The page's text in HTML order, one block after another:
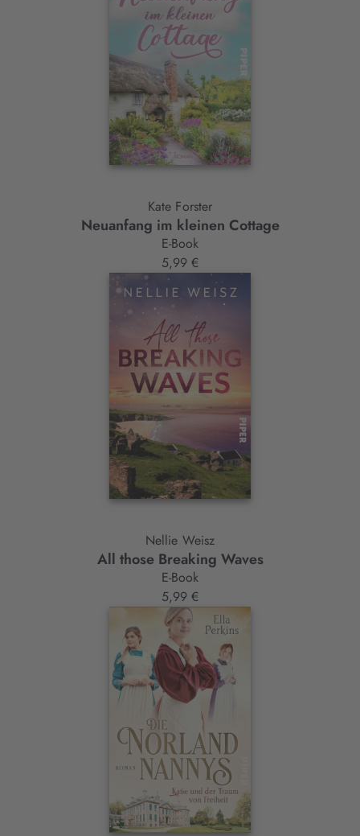
Kate Forster
Neuanfang im kleinen Cottage
E-Book
5,99 €
Nellie Weisz
All those Breaking Waves
E-Book
5,99 €